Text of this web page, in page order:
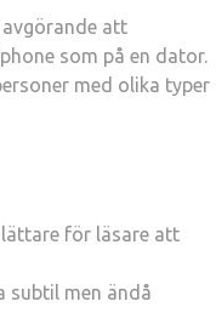
att
som på en dator.
med olika typer
för läsare att
subtil men ändå